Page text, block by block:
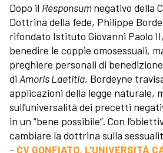
Dopo il Responsumnegativo della
Dottrina della fede, Philippe
rifondato Istituto Giovanni Paolo
benedire le coppie omosessuali,
preghiere personali di
di Amoris Laetitia, Bordeyne
applicazioni della legge naturale,
sull’universalità dei precetti
in un “bene possibile”. Con
cambiare la dottrina sulla
- CV GONFIATO, L'UNIVERSITÀ